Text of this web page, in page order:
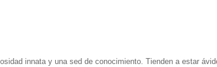
innata y una sed de conocimiento. Tienden a estar